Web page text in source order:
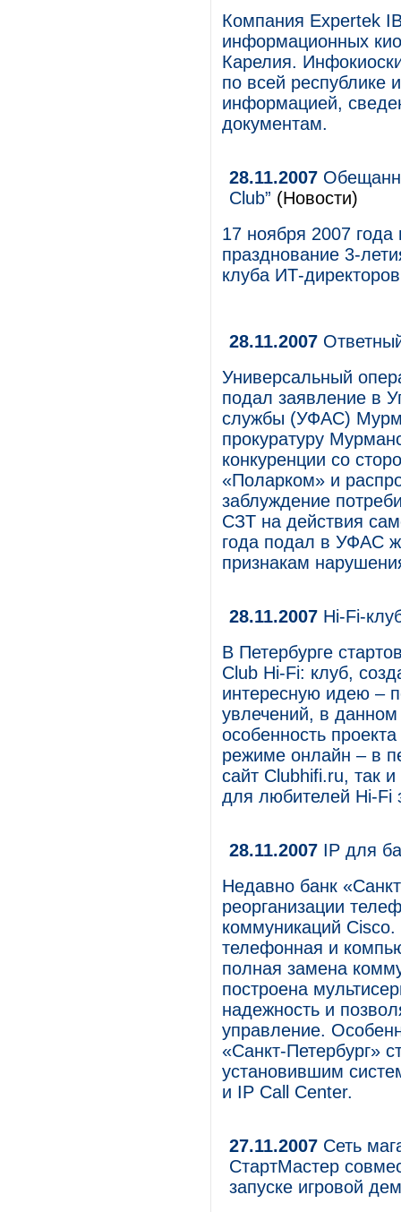
Компания Expertek
информационных
Карелия.
по всей республике
информацией,
документам.
28.11.2007
Club” (Новости)
17 ноября 2007
празднование 3-
клуба ИТ-
28.11.2007
Универсальный
подал заявление в
службы (УФАС)
прокуратуру
конкуренции со
«Поларком» и
заблуждение
СЗТ на действия
года подал в УФАС
признакам
28.11.2007 Hi-Fi-
В Петербурге
Club Hi-Fi: клуб,
интересную идею –
увлечений, в
особенность
режиме онлайн – в
сайт Clubhifi.ru, так
для любителей Hi-Fi
28.11.2007 IP для
Недавно банк
реорганизации
коммуникаций
телефонная и
полная замена
построена
надежность и
управление.
«Санкт-Петербург»
установившим
и IP Call Center.
27.11.2007 Сеть
СтартМастер
запуске игровой